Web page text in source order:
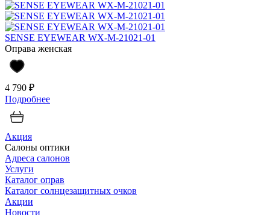
SENSE EYEWEAR WX-M-21021-01
Оправа женская
4 790 ₽
Подробнее
Акция
Салоны оптики
Адреса салонов
Услуги
Каталог оправ
Каталог солнцезащитных очков
Акции
Новости